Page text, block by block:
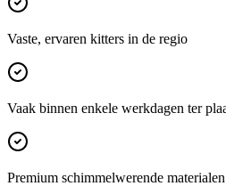
Vaste, ervaren kitters in de regio
Vaak binnen enkele werkdagen ter
Premium schimmelwerende